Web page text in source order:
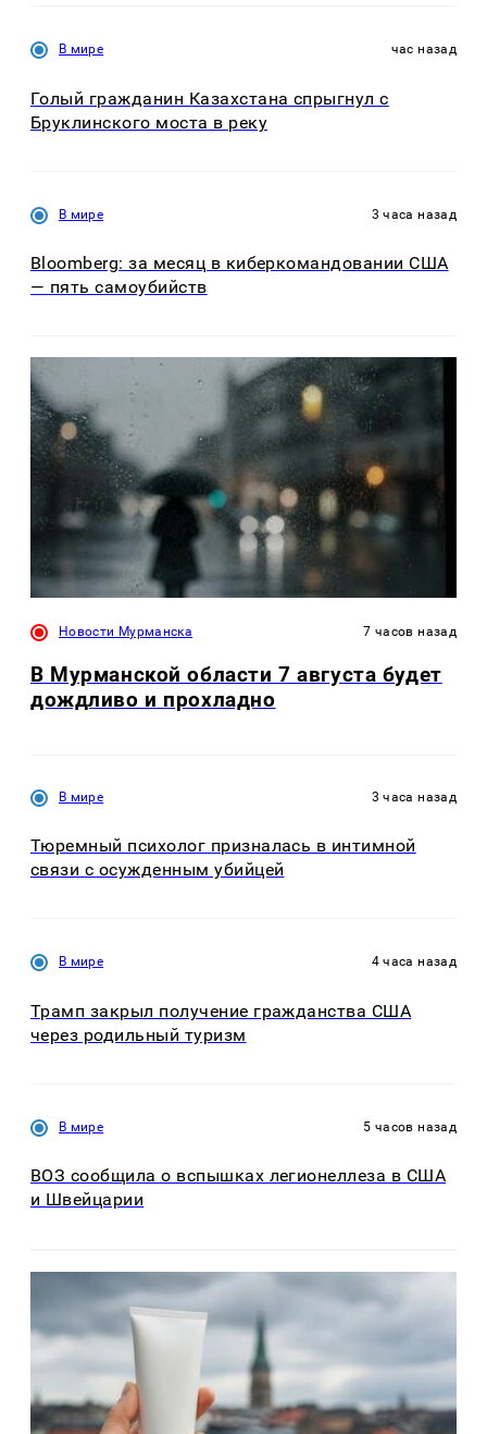
В мире час назад
Голый гражданин Казахстана спрыгнул с
Бруклинского моста в реку
В мире 3 часа назад
Bloomberg: за месяц в киберкомандовании США
— пять самоубийств
Новости Мурманска 7 часов назад
В Мурманской области 7 августа будет
дождливо и прохладно
В мире 3 часа назад
Тюремный психолог призналась в интимной
связи с осужденным убийцей
В мире 4 часа назад
Трамп закрыл получение гражданства США
через родильный туризм
В мире 5 часов назад
ВОЗ сообщила о вспышках легионеллеза в США
и Швейцарии